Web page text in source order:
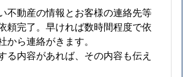
不動産の情報とお客様の連絡先等
頼完了。早ければ数時間程度で依
から連絡がきます。
る内容があれば、その内容も伝え